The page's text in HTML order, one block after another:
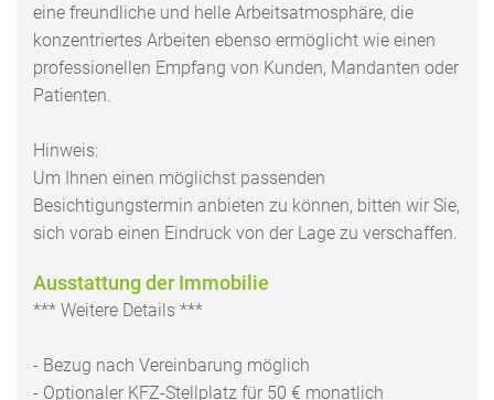
eine freundliche und helle Arbeitsatmosphäre, die
konzentriertes Arbeiten ebenso ermöglicht wie einen
professionellen Empfang von Kunden, Mandanten oder
Patienten.
Hinweis:
Um Ihnen einen möglichst passenden
Besichtigungstermin anbieten zu können, bitten wir Sie,
sich vorab einen Eindruck von der Lage zu verschaffen.
Ausstattung der Immobilie
*** Weitere Details ***
- Bezug nach Vereinbarung möglich
- Optionaler KFZ-Stellplatz für 50 € monatlich